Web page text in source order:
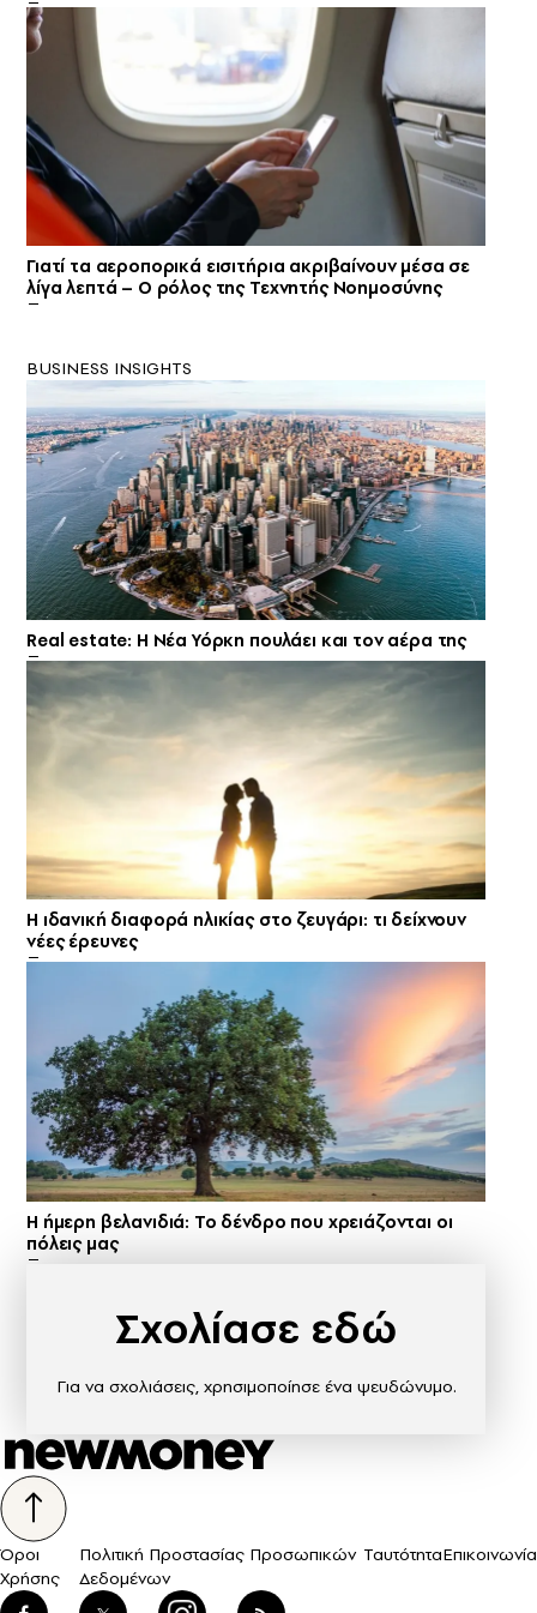
Γιατί τα αεροπορικά εισιτήρια ακριβαίνουν μέσα σε
λίγα λεπτά – Ο ρόλος της Τεχνητής Νοημοσύνης
BUSINESS INSIGHTS
Real estate: H Νέα Υόρκη πουλάει και τον αέρα της
Η ιδανική διαφορά ηλικίας στο ζευγάρι: τι δείχνουν
νέες έρευνες
Η ήμερη βελανιδιά: Το δένδρο που χρειάζονται οι
πόλεις μας
Σχολίασε εδώ
Για να σχολιάσεις, χρησιμοποίησε ένα ψευδώνυμο.
Όροι
Χρήσης
Πολιτική Προστασίας Προσωπικών
Δεδομένων
ΤαυτότηταΕπικοινωνία